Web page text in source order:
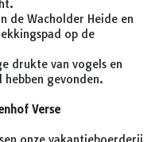
de Wacholder Heide en
op de
drukte van vogels en
gevonden.
Verse